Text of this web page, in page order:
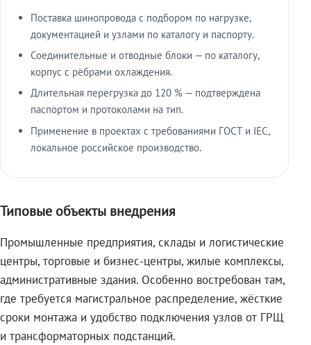
Поставка шинопровода с подбором по нагрузке,
документацией и узлами по каталогу и паспорту.
Соединительные и отводные блоки — по каталогу,
корпус с рёбрами охлаждения.
Длительная перегрузка до 120 % — подтверждена
паспортом и протоколами на тип.
Применение в проектах с требованиями ГОСТ и IEC,
локальное российское производство.
Типовые объекты внедрения
Промышленные предприятия, склады и логистические
центры, торговые и бизнес-центры, жилые комплексы,
административные здания. Особенно востребован там,
где требуется магистральное распределение, жёсткие
сроки монтажа и удобство подключения узлов от ГРЩ
и трансформаторных подстанций.